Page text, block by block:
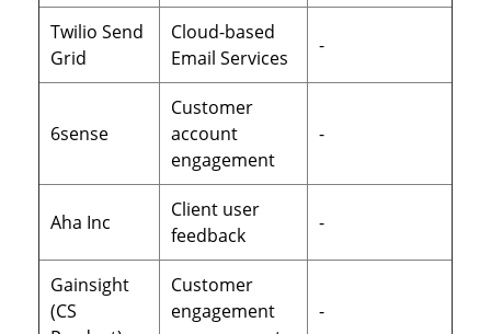
Twilio Send
Grid
Cloud-based
Email Services
-
6sense
Customer
account
engagement
-
Aha Inc
Client user
feedback
-
Gainsight
(CS
Customer
engagement
-